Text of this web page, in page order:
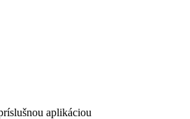
aplikáciou